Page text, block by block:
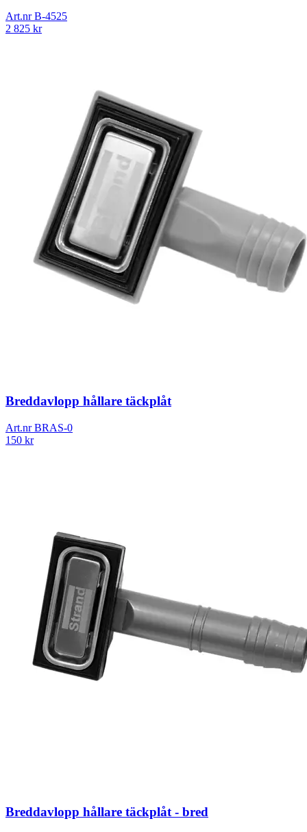
Art.nrB-4525
2 825 kr
Breddavlopp hållare täckplåt
Art.nrBRAS-0
150 kr
Breddavlopp hållare täckplåt - bred